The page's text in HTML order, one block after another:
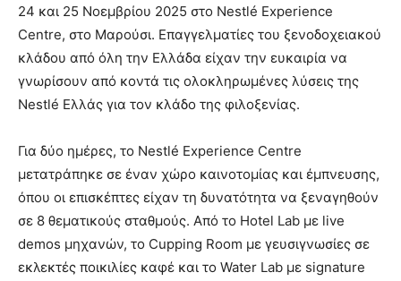
24 και 25 Νοεμβρίου 2025 στο Nestlé Experience
Centre, στο Μαρούσι. Επαγγελματίες του ξενοδοχειακού
κλάδου από όλη την Ελλάδα είχαν την ευκαιρία να
γνωρίσουν από κοντά τις ολοκληρωμένες λύσεις της
Nestlé Ελλάς για τον κλάδο της φιλοξενίας.
Για δύο ημέρες, το Nestlé Experience Centre
μετατράπηκε σε έναν χώρο καινοτομίας και έμπνευσης,
όπου οι επισκέπτες είχαν τη δυνατότητα να ξεναγηθούν
σε 8 θεματικούς σταθμούς. Από το Hotel Lab με live
demos μηχανών, το Cupping Room με γευσιγνωσίες σε
εκλεκτές ποικιλίες καφέ και το Water Lab με signature